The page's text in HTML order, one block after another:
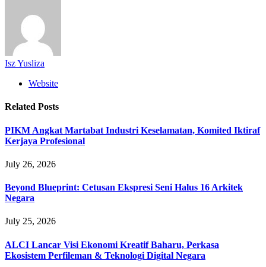
Isz Yusliza
Website
Related Posts
PIKM Angkat Martabat Industri Keselamatan, Komited Iktiraf
Kerjaya Profesional
July 26, 2026
Beyond Blueprint: Cetusan Ekspresi Seni Halus 16 Arkitek
Negara
July 25, 2026
ALCI Lancar Visi Ekonomi Kreatif Baharu, Perkasa
Ekosistem Perfileman & Teknologi Digital Negara